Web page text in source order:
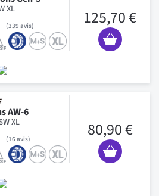
XL
339 avis 125,70 €
AW-6
XL
16avis 80,90 €